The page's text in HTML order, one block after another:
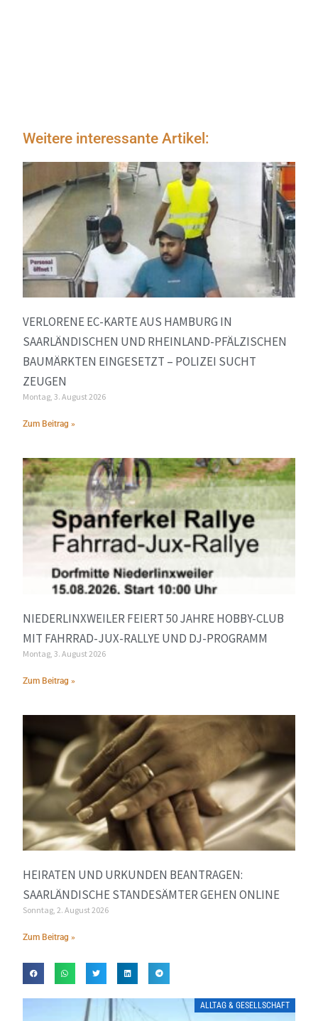
Weitere interessante Artikel:
VERLORENE EC-KARTE AUS HAMBURG IN
SAARLÄNDISCHEN UND RHEINLAND-PFÄLZISCHEN
BAUMÄRKTEN EINGESETZT – POLIZEI SUCHT
ZEUGEN
Montag, 3. August 2026
Zum Beitrag »
NIEDERLINXWEILER FEIERT 50 JAHRE HOBBY-CLUB
MIT FAHRRAD-JUX-RALLYE UND DJ-PROGRAMM
Montag, 3. August 2026
Zum Beitrag »
HEIRATEN UND URKUNDEN BEANTRAGEN:
SAARLÄNDISCHE STANDESÄMTER GEHEN ONLINE
Sonntag, 2. August 2026
Zum Beitrag »
ALLTAG & GESELLSCHAFT